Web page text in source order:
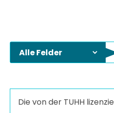
Die von der TUHH